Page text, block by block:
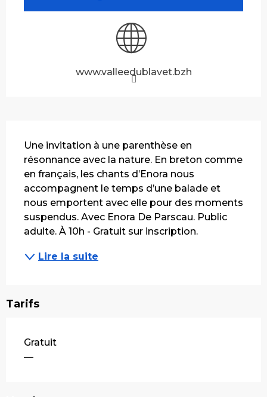
www.valleedublavet.bzh
Une invitation à une parenthèse en
résonnance avec la nature. En breton comme
en français, les chants d’Enora nous
accompagnent le temps d’une balade et
nous emportent avec elle pour des moments
suspendus. Avec Enora De Parscau. Public
adulte. À 10h - Gratuit sur inscription.
Lire la suite
Tarifs
Gratuit
—